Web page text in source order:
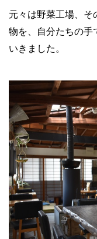
元々は野菜工場、そ
物を、自分たちの手
いきました。